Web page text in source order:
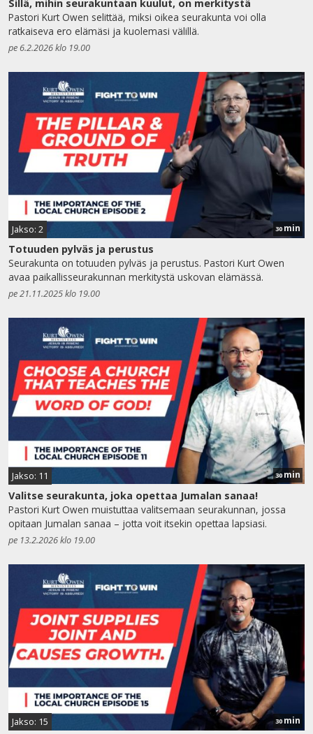
Sillä, mihin seurakuntaan kuulut, on merkitystä
Pastori Kurt Owen selittää, miksi oikea seurakunta voi olla
ratkaiseva ero elämäsi ja kuolemasi välillä.
pe 6.2.2026 klo 19.00
Jakso: 2 30min
Totuuden pylväs ja perustus
Seurakunta on totuuden pylväs ja perustus. Pastori Kurt Owen
avaa paikallisseurakunnan merkitystä uskovan elämässä.
pe 21.11.2025 klo 19.00
Jakso: 11 30 min
Valitse seurakunta, joka opettaa Jumalan sanaa!
Pastori Kurt Owen muistuttaa valitsemaan seurakunnan, jossa
opitaan Jumalan sanaa – jotta voit itsekin opettaa lapsiasi.
pe 13.2.2026 klo 19.00
Jakso: 15 30min